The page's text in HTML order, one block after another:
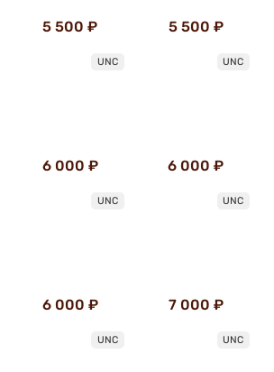
5 500 ₽ 5 500 ₽
UNC
6 000 ₽
UNC
6 000 ₽
UNC
6 000 ₽
UNC
7 000 ₽
UNC UNC